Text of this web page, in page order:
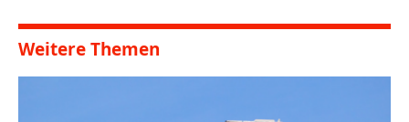
Weitere Themen